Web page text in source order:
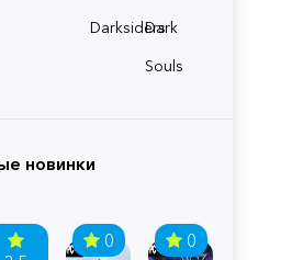
Darksiders
Dark
Souls
новинки
0 0